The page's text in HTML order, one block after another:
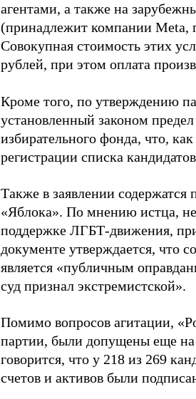
агентами, а также на
(принадлежит компании Meta,
Совокупная стоимость этих
рублей, при этом оплата
Кроме того, по утверждению
установленный законом
избирательного фонда, что,
регистрации списка
Также в заявлении
«Яблока». По мнению истца,
поддержке ЛГБТ-движения,
документе утверждается, что
является «публичным
суд признал экстремистской».
Помимо вопросов агитации,
партии, были допущены еще на
говорится, что у 218 из 269
счетов и активов были